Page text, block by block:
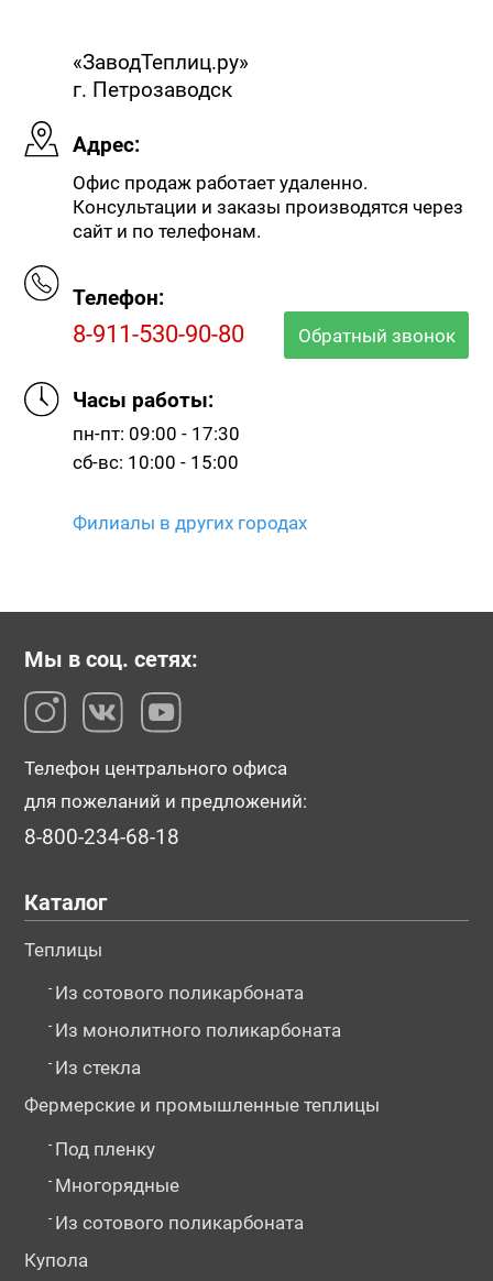
«ЗаводТеплиц.ру»
г. Петрозаводск
Адрес:
Офис продаж работает удаленно.
Консультации и заказы производятся через
сайт и по телефонам.
Телефон:
8-911-530-90-80 Обратный звонок
Часы работы:
пн-пт: 09:00 - 17:30
сб-вс: 10:00 - 15:00
Филиалы в других городах
Мы в соц. сетях:
Телефон центрального офиса
для пожеланий и предложений:
8-800-234-68-18
Каталог
Теплицы
- Из сотового поликарбоната
- Из монолитного поликарбоната
- Из стекла
Фермерские и промышленные теплицы
- Под пленку
- Многорядные
- Из сотового поликарбоната
Купола